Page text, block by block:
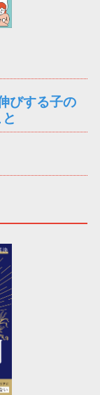
びする子の